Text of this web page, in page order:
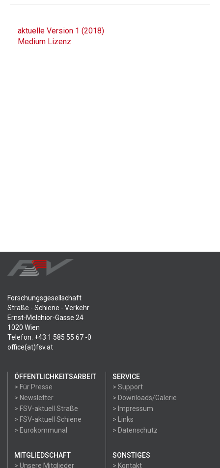
aktuelle Version 1 (2018)
Medium Lizenz
Forschungsgesellschaft
Straße - Schiene - Verkehr
Ernst-Melchior-Gasse 24
1020 Wien
Telefon: +43 1 585 55 67 -0
office(at)fsv.at
ÖFFENTLICHKEITSARBEIT
> Für Presse
> Newsletter
> FSV-aktuell Straße
> FSV-aktuell Schiene
> Eurokommunal
SERVICE
> Support
> Downloads/Galerie
> Impressum
> Links
> Datenschutz
MITGLIEDSCHAFT
> Unsere Mitglieder
SONSTIGES
> Kontakt